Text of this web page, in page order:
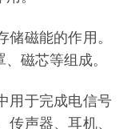
磁能的作用。
磁芯等组成。
用于完成电信号
声器、耳机、